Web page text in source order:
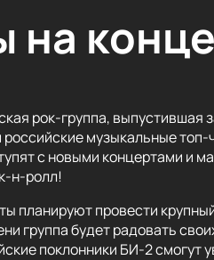
на
рок-группа, выпустившая
российские музыкальные
с новыми концертами и
н-ролл!
планируют провести
группа будет радовать
поклонники БИ-2 смогут